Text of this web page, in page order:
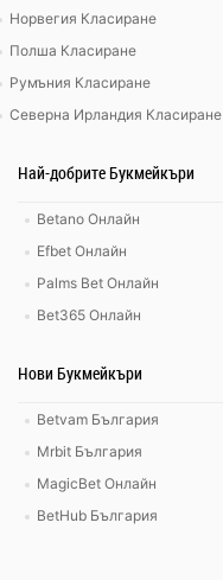
Норвегия Класиране
Полша Класиране
Румъния Класиране
Северна Ирландия Класиране
Най-добрите Букмейкъри
Betano Онлайн
Efbet Онлайн
Palms Bet Онлайн
Bet365 Онлайн
Нови Букмейкъри
Betvam България
Mrbit България
MagicBet Онлайн
BetHub България